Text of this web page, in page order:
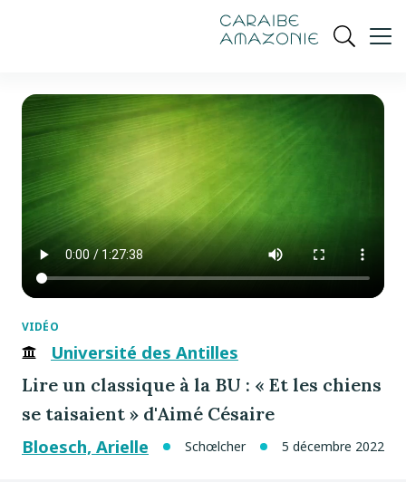
Ouvrir
VIDÉO
Université des Antilles
Lire un classique à la BU : « Et les chiens
se taisaient » d'Aimé Césaire
Bloesch, Arielle
Schœlcher 5 décembre 2022